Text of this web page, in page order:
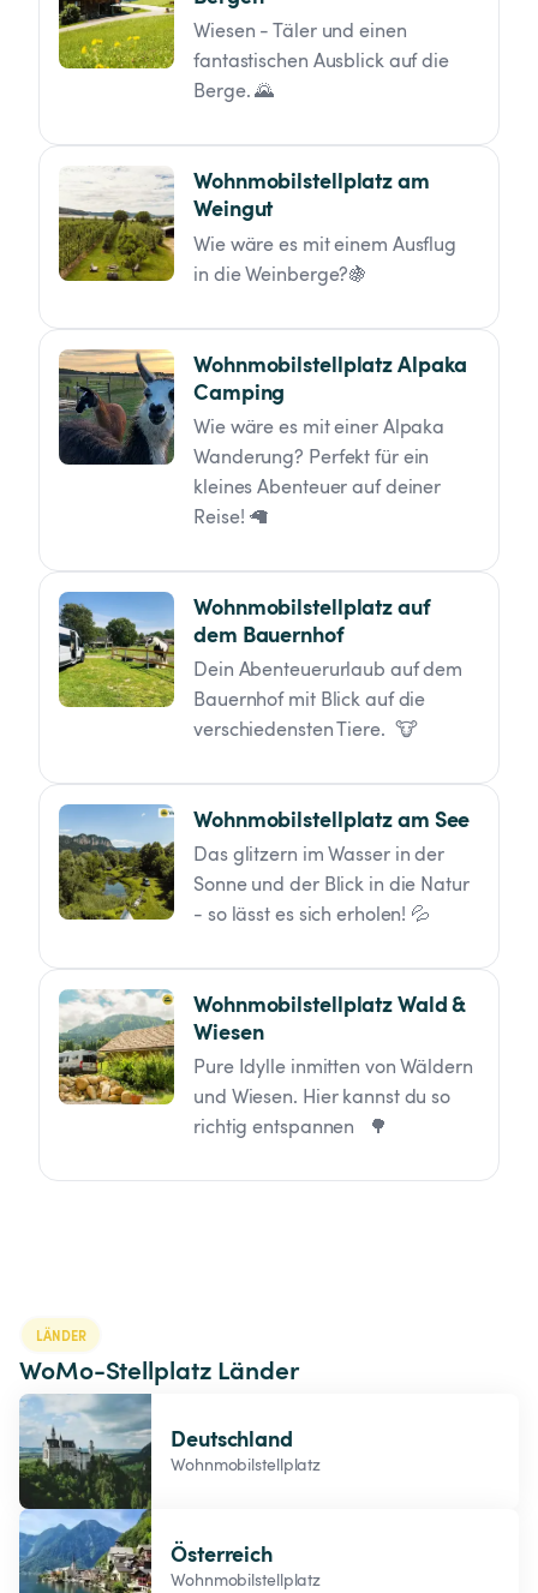
Wiesen - Täler und einen
fantastischen Ausblick auf die
Berge. 🌄
Wohnmobilstellplatz am
Weingut
Wie wäre es mit einem Ausflug
in die Weinberge?🍇
Wohnmobilstellplatz Alpaka
Camping
Wie wäre es mit einer Alpaka
Wanderung? Perfekt für ein
kleines Abenteuer auf deiner
Reise! 🦙
Wohnmobilstellplatz auf
dem Bauernhof
Dein Abenteuerurlaub auf dem
Bauernhof mit Blick auf die
verschiedensten Tiere.  🐮
Wohnmobilstellplatz am See
Das glitzern im Wasser in der
Sonne und der Blick in die Natur
- so lässt es sich erholen! 💦
Wohnmobilstellplatz Wald &
Wiesen
Pure Idylle inmitten von Wäldern
und Wiesen. Hier kannst du so
richtig entspannen   🌳
LÄNDER
WoMo-Stellplatz Länder
Deutschland
Wohnmobilstellplatz
Österreich
Wohnmobilstellplatz